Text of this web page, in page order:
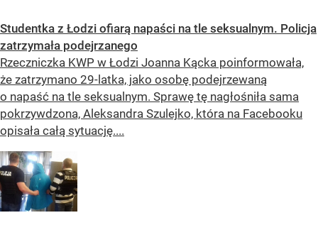
Studentka z Łodzi ofiarą napaści na tle seksualnym. Policja
zatrzymała podejrzanego
Rzeczniczka KWP w Łodzi Joanna Kącka poinformowała,
że zatrzymano 29-latka, jako osobę podejrzewaną
o napaść na tle seksualnym. Sprawę tę nagłośniła sama
pokrzywdzona, Aleksandra Szulejko, która na Facebooku
opisała całą sytuację....